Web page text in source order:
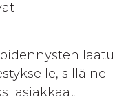
laatu
sillä ne
asiakkaat